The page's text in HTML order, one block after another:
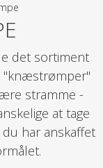
det sortiment
"knæstrømper"
stramme -
at tage
har anskaffet